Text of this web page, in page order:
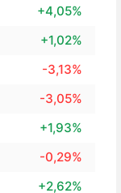
+4,05%
+1,02%
-3,13%
-3,05%
+1,93%
-0,29%
+2,62%